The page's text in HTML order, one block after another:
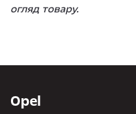
огляд товару.
Opel